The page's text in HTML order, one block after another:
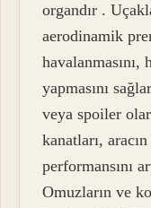
organdır .
aerodinamik
havalanmasını,
yapmasını
veya spoiler
kanatları,
performansını
Omuzların ve